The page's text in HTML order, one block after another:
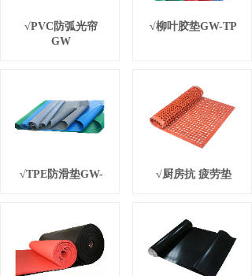
√PVC防弧光帘
GW
√柳叶胶垫GW-TP
√TPE防滑垫GW- √厨房抗 疲劳垫